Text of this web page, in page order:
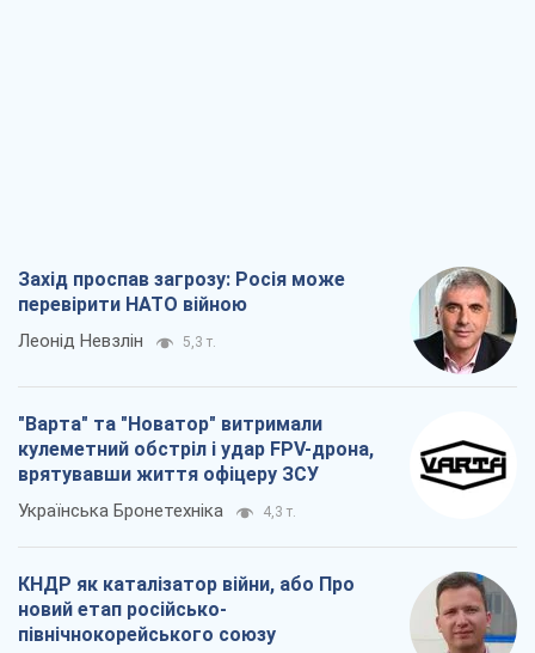
Захід проспав загрозу: Росія може
перевірити НАТО війною
Леонід Невзлін 5,3 т.
"Варта" та "Новатор" витримали
кулеметний обстріл і удар FPV-дрона,
врятувавши життя офіцеру ЗСУ
Українська Бронетехніка 4,3 т.
КНДР як каталізатор війни, або Про
новий етап російсько-
північнокорейського союзу